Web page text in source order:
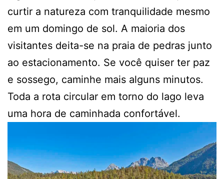
curtir a natureza com tranquilidade mesmo
em um domingo de sol. A maioria dos
visitantes deita-se na praia de pedras junto
ao estacionamento. Se você quiser ter paz
e sossego, caminhe mais alguns minutos.
Toda a rota circular em torno do lago leva
uma hora de caminhada confortável.